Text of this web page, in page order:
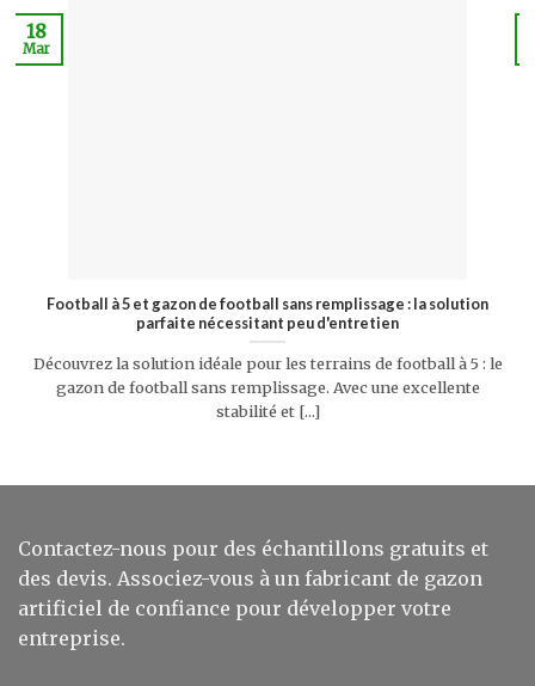
Football à 5 et gazon de football sans remplissage : la solution
parfaite nécessitant peu d'entretien
Découvrez la solution idéale pour les terrains de football à 5 : le
gazon de football sans remplissage. Avec une excellente
stabilité et [...]
18
Mar
Contactez-nous pour des échantillons gratuits et
des devis. Associez-vous à un fabricant de gazon
artificiel de confiance pour développer votre
entreprise.